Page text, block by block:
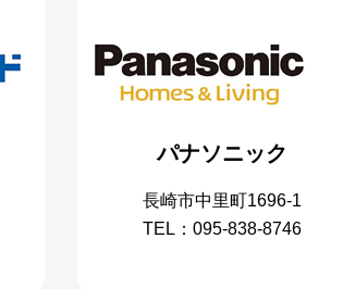
パナソニック
長崎市中里町1696-1
TEL：095-838-8746